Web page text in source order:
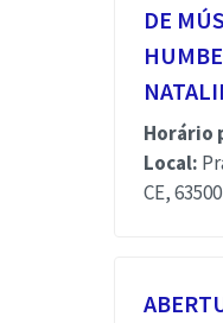
DE
Horário
Local:
CE,